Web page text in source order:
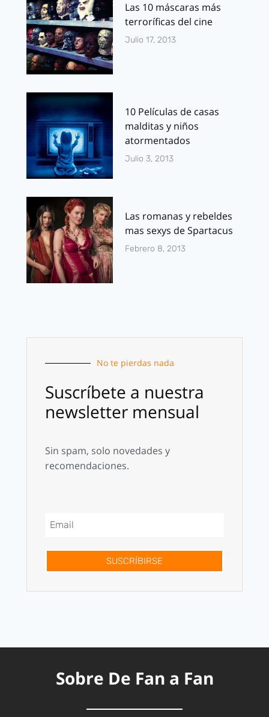
Las 10 máscaras más
terroríficas del cine
Julio 17, 2013
10 Películas de casas
malditas y niños
atormentados
Julio 3, 2013
Las romanas y rebeldes
mas sexys de Spartacus
Febrero 8, 2013
No te pierdas nada
Suscríbete a nuestra
newsletter mensual
Sin spam, solo novedades y
recomendaciones.
SUSCRÍBIRSE
Sobre De Fan a Fan